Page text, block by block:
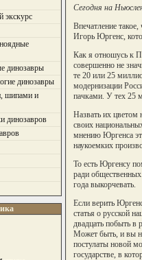
экскурс
динозавры
динозавры
шипами и
динозавров
Сегодня на
Впечатление
Игорь Юргенс,
Как я отношусь к
совершенно не
те 20 или 25
модернизации
пачками. У тех 25
Назвать их
своих
мнению Юргенса
наукоемких
То есть Юргенсу
ради
года выкорчевать.
Если верить
статья о русской
двадцать побыть в
Может быть, и вы
постулаты новой
государстве, в